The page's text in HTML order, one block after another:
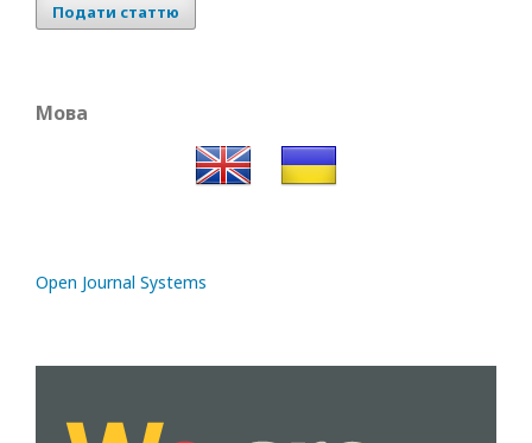
Подати статтю
Мова
Open Journal Systems